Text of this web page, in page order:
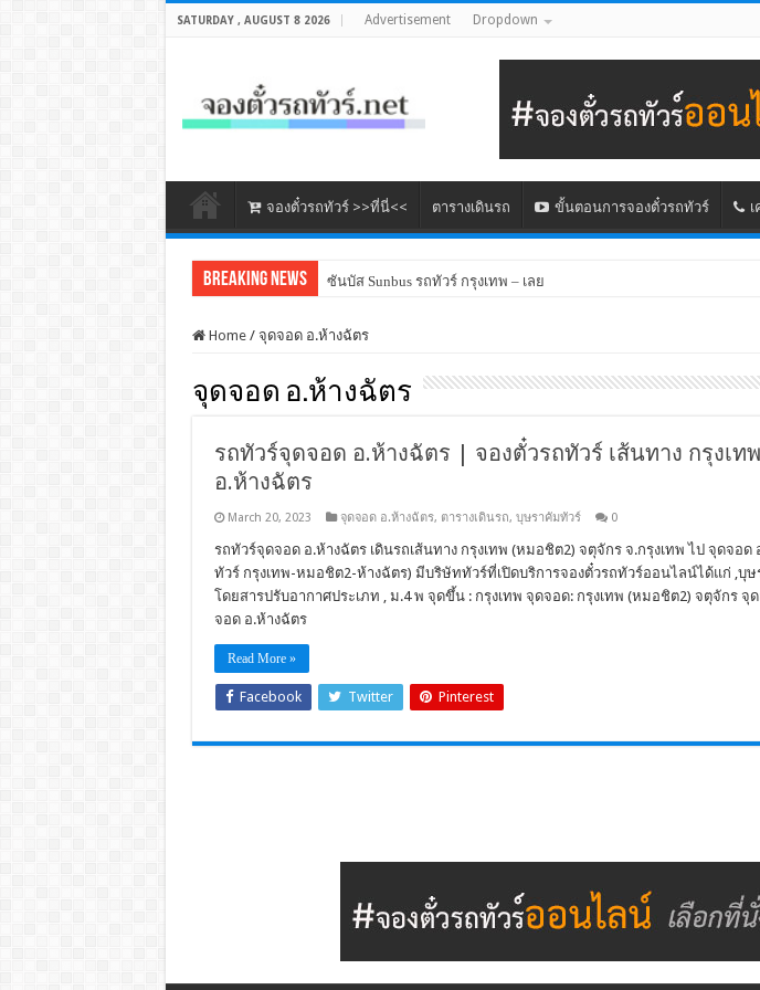
SATURDAY , AUGUST 8 2026 Advertisement Dropdown
จองตั๋วรถทัวร์ >>ที่นี่<< ตารางเดินรถ ขั้นตอนการจองตั๋วรถทัวร์
Breaking News ซันบัส Sunbus รถทัวร์ กรุงเทพ – เลย
Home / จุดจอด อ.ห้างฉัตร
จุดจอด อ.ห้างฉัตร
รถทัวร์จุดจอด อ.ห้างฉัตร | จองตั๋วรถทัวร์ เส้นทาง กรุงเท
อ.ห้างฉัตร
March 20, 2023 จุดจอด อ.ห้างฉัตร, ตารางเดินรถ, บุษราคัมทัวร์ 0
รถทัวร์จุดจอด อ.ห้างฉัตร เดินรถเส้นทาง กรุงเทพ (หมอชิต2) จตุจักร จ.กรุงเทพ ไป จุดจอด
ทัวร์ กรุงเทพ-หมอชิต2-ห้างฉัตร) มีบริษัททัวร์ที่เปิดบริการจองตั๋วรถทัวร์ออนไลน์ได้แก่ ,บุ
โดยสารปรับอากาศประเภท , ม.4 พ จุดขึ้น : กรุงเทพ จุดจอด: กรุงเทพ (หมอชิต2) จตุจักร จุ
จอด อ.ห้างฉัตร
Read More »
Facebook Twitter Pinterest